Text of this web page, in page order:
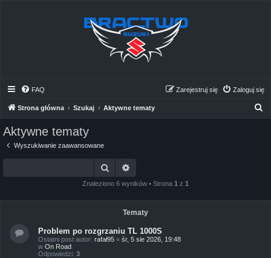
FAQ Zaloguj się
Zarejestruj się
Strona główna Szukaj Aktywne tematy
Aktywne tematy
Wyszukiwanie zaawansowane
Szukaj
Znaleziono 6 wyników • Strona 1 z 1
Tematy
Problem po rozgrzaniu TL 1000S
Ostatni post autor: rafał95 « śr, 5 sie 2026, 19:48
w On Road
Odpowiedzi: 3